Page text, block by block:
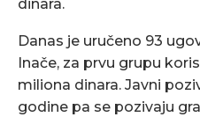
dinara.
Danas je uručeno 93
Inače, za prvu grupu
miliona dinara. Javni
godine pa se pozivaju